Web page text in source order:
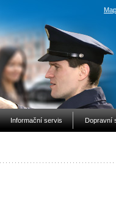
Informační servis Dopravní